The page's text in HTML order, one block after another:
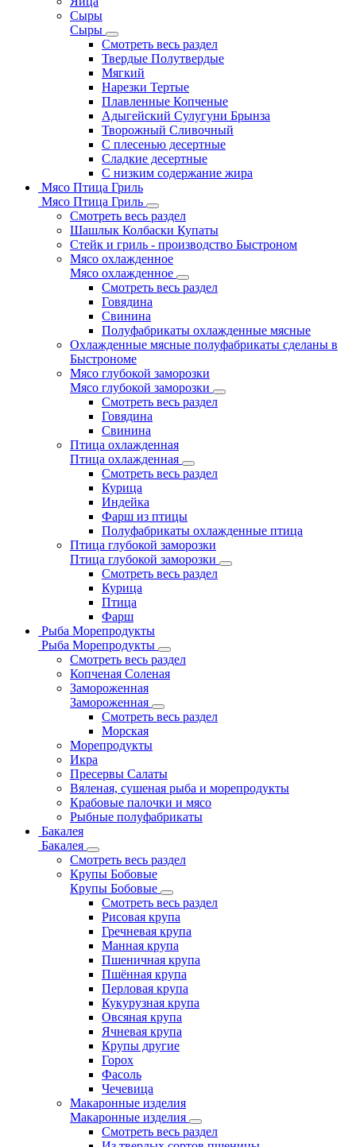
Сыры
Сыры
Смотреть весь раздел
Твердые Полутвердые
Мягкий
Нарезки Тертые
Плавленные Копченые
Адыгейский Сулугуни Брынза
Творожный Сливочный
С плесенью десертные
Сладкие десертные
С низким содержание жира
Мясо Птица Гриль
Мясо Птица Гриль
Смотреть весь раздел
Шашлык Колбаски Купаты
Стейк и гриль - производство Быстроном
Мясо охлажденное
Мясо охлажденное
Смотреть весь раздел
Говядина
Свинина
Полуфабрикаты охлажденные мясные
Охлажденные мясные полуфабрикаты сделаны в
Быстрономе
Мясо глубокой заморозки
Мясо глубокой заморозки
Смотреть весь раздел
Говядина
Свинина
Птица охлажденная
Птица охлажденная
Смотреть весь раздел
Курица
Индейка
Фарш из птицы
Полуфабрикаты охлажденные птица
Птица глубокой заморозки
Птица глубокой заморозки
Смотреть весь раздел
Курица
Птица
Фарш
Рыба Морепродукты
Рыба Морепродукты
Смотреть весь раздел
Копченая Соленая
Замороженная
Замороженная
Смотреть весь раздел
Морская
Морепродукты
Икра
Пресервы Салаты
Вяленая, сушеная рыба и морепродукты
Крабовые палочки и мясо
Рыбные полуфабрикаты
Бакалея
Бакалея
Смотреть весь раздел
Крупы Бобовые
Крупы Бобовые
Смотреть весь раздел
Рисовая крупа
Гречневая крупа
Манная крупа
Пшеничная крупа
Пшённая крупа
Перловая крупа
Кукурузная крупа
Овсяная крупа
Ячневая крупа
Крупы другие
Горох
Фасоль
Чечевица
Макаронные изделия
Макаронные изделия
Смотреть весь раздел